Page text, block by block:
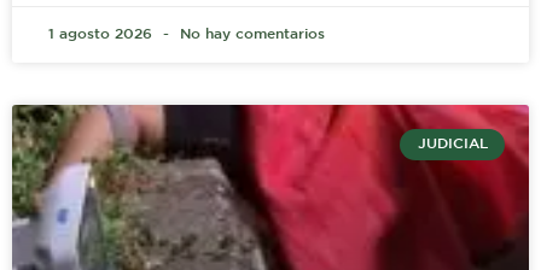
1 agosto 2026 No hay comentarios
JUDICIAL